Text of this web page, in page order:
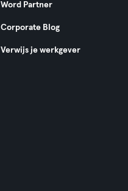
Word Partner
Corporate Blog
Verwijs je werkgever